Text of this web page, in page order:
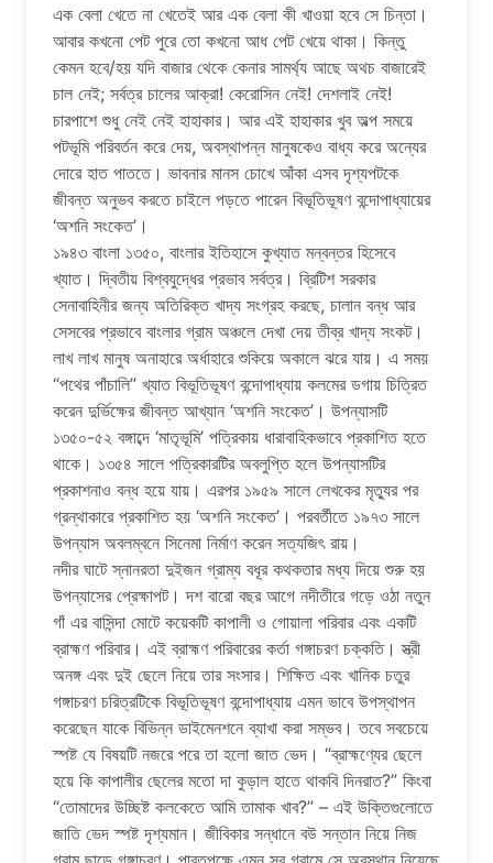
এক বেলা খেতে না খেতেই আর এক বেলা কী খাওয়া হবে সে চিন্তা।
আবার কখনো পেট পুরে তো কখনো আধ পেট খেয়ে থাকা। কিন্তু
কেমন হবে/হয় যদি বাজার থেকে কেনার সামর্থ্য আছে অথচ বাজারেই
চাল নেই; সর্বত্র চালের আক্রা! কেরোসিন নেই! দেশলাই নেই!
চারপাশে শুধু নেই নেই হাহাকার। আর এই হাহাকার খুব অল্প সময়ে
পটভূমি পরিবর্তন করে দেয়, অবস্থাপন্ন মানুষকেও বাধ্য করে অন্যের
দোরে হাত পাততে। ভাবনার মানস চোখে আঁকা এসব দৃশ্যপটকে
জীবন্ত অনুভব করতে চাইলে পড়তে পারেন বিভূতিভূষণ বন্দোপাধ্যায়ের
‘অশনি সংকেত’।
১৯৪৩ বাংলা ১৩৫০, বাংলার ইতিহাসে কুখ্যাত মন্বন্তর হিসেবে
খ্যাত। দ্বিতীয় বিশ্বযুদ্ধের প্রভাব সর্বত্র। ব্রিটিশ সরকার
সেনাবাহিনীর জন্য অতিরিক্ত খাদ্য সংগ্রহ করছে, চালান বন্ধ আর
সেসবের প্রভাবে বাংলার গ্রাম অঞ্চলে দেখা দেয় তীব্র খাদ্য সংকট।
লাখ লাখ মানুষ অনাহারে অর্ধাহারে শুকিয়ে অকালে ঝরে যায়। এ সময়
“পথের পাঁচালি” খ্যাত বিভূতিভূষণ বন্দোপাধ্যায় কলমের ডগায় চিত্রিত
করেন দুর্ভিক্ষের জীবন্ত আখ্যান ‘অশনি সংকেত’। উপন্যাসটি
১৩৫০-৫২ বঙ্গাব্দে ‘মাতৃভূমি’ পত্রিকায় ধারাবাহিকভাবে প্রকাশিত হতে
থাকে। ১৩৫৪ সালে পত্রিকারটির অবলুপ্তি হলে উপন্যাসটির
প্রকাশনাও বন্ধ হয়ে যায়। এরপর ১৯৫৯ সালে লেখকের মৃত্যুর পর
গ্রন্থাকারে প্রকাশিত হয় ‘অশনি সংকেত’। পরবর্তীতে ১৯৭৩ সালে
উপন্যাস অবলম্বনে সিনেমা নির্মাণ করেন সত্যজিৎ রায়।
নদীর ঘাটে স্নানরতা দুইজন গ্রাম্য বধূর কথকতার মধ্য দিয়ে শুরু হয়
উপন্যাসের প্রেক্ষাপট। দশ বারো বছর আগে নদীতীরে গড়ে ওঠা নতুন
গাঁ এর বাসিন্দা মোটে কয়েকটি কাপালী ও গোয়ালা পরিবার এবং একটি
ব্রাহ্মণ পরিবার। এই ব্রাহ্মণ পরিবারের কর্তা গঙ্গাচরণ চক্কতি। স্ত্রী
অনঙ্গ এবং দুই ছেলে নিয়ে তার সংসার। শিক্ষিত এবং খানিক চতুর
গঙ্গাচরণ চরিত্রটিকে বিভূতিভূষণ বন্দোপাধ্যায় এমন ভাবে উপস্থাপন
করেছেন যাকে বিভিন্ন ডাইমেনশনে ব্যাখা করা সম্ভব। তবে সবচেয়ে
স্পষ্ট যে বিষয়টি নজরে পরে তা হলো জাত ভেদ। “ব্রাহ্মণ্যের ছেলে
হয়ে কি কাপালীর ছেলের মতো দা কুড়াল হাতে থাকবি দিনরাত?” কিংবা
“তোমাদের উচ্ছিষ্ট কলকেতে আমি তামাক খাব?” – এই উক্তিগুলোতে
জাতি ভেদ স্পষ্ট দৃশ্যমান। জীবিকার সন্ধানে বউ সন্তান নিয়ে নিজ